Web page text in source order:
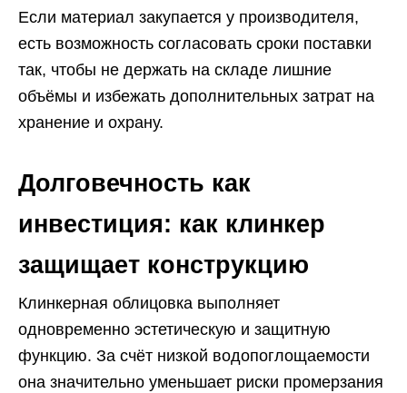
Если материал закупается у производителя,
есть возможность согласовать сроки поставки
так, чтобы не держать на складе лишние
объёмы и избежать дополнительных затрат на
хранение и охрану.
Долговечность как
инвестиция: как клинкер
защищает конструкцию
Клинкерная облицовка выполняет
одновременно эстетическую и защитную
функцию. За счёт низкой водопоглощаемости
она значительно уменьшает риски промерзания